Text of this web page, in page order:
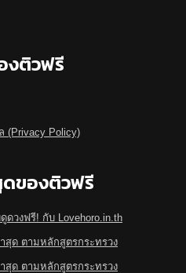
งติวฟรี
Policy)
ของติวฟรี
ดวงฟรี! กับ Lovehoro.in.th
สุด ตามหลักสูตรกระทรวง
สุด ตามหลักสูตรกระทรวง